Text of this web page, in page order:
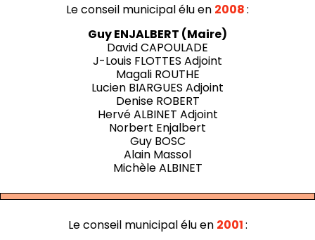
Le conseil municipal élu en 2008:
Guy ENJALBERT (Maire)
David CAPOULADE
J-Louis FLOTTES Adjoint
Magali ROUTHE
Lucien BIARGUES Adjoint
Denise ROBERT
Hervé ALBINET Adjoint
Norbert Enjalbert
Guy BOSC
Alain Massol
Michèle ALBINET
Le conseil municipal élu en 2001: